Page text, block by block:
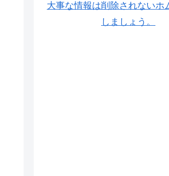
大事な情報は削除されないホ
しましょう。